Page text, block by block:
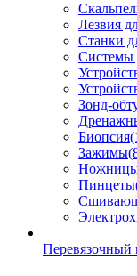
Лезвия
Станки
Системы
Зонд-
Биопсия
Зажимы
Пинцеты
Перевязочный